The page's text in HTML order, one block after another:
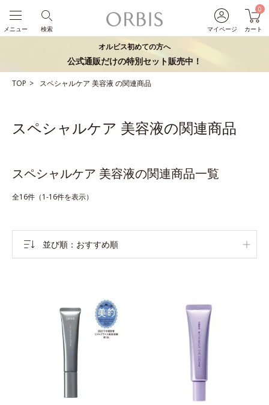
マイページ
0
カート
検索
メニュー
オルビス初めての方へ
公式通販だけの特別セット販売中！
TOP スペシャルケア 美容液の関連商品
スペシャルケア 美容液の関連商品
スペシャルケア 美容液の関連商品一覧
全16件（1-16件を表示）
並び順 おすすめ順